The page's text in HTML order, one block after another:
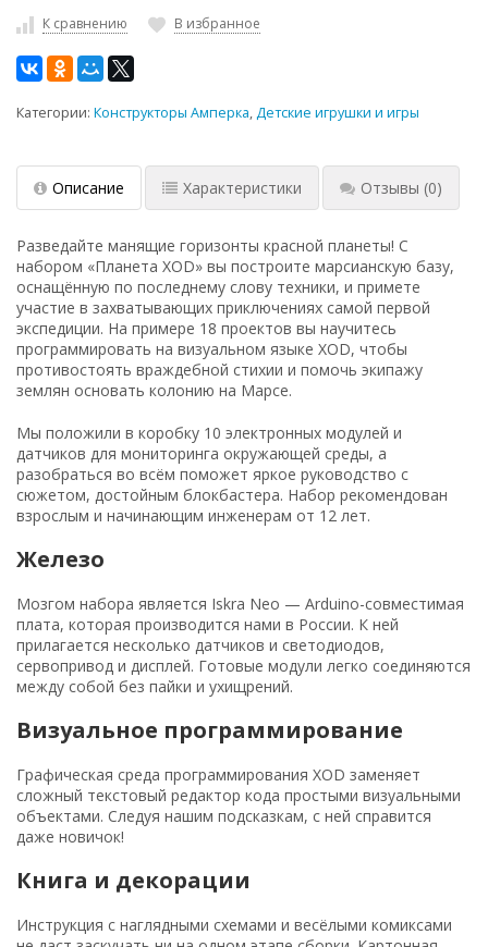
К сравнению В избранное
Категории: Конструкторы Амперка,Детские игрушки и игры
Описание Характеристики Отзывы (0)
Разведайте манящие горизонты красной планеты! С
набором «Планета XOD» вы построите марсианскую базу,
оснащённую по последнему слову техники, и примете
участие в захватывающих приключениях самой первой
экспедиции. На примере 18 проектов вы научитесь
программировать на визуальном языке XOD, чтобы
противостоять враждебной стихии и помочь экипажу
землян основать колонию на Марсе.
Мы положили в коробку 10 электронных модулей и
датчиков для мониторинга окружающей среды, а
разобраться во всём поможет яркое руководство с
сюжетом, достойным блокбастера. Набор рекомендован
взрослым и начинающим инженерам от 12 лет.
Железо
Мозгом набора является Iskra Neo — Arduino-совместимая
плата, которая производится нами в России. К ней
прилагается несколько датчиков и светодиодов,
сервопривод и дисплей. Готовые модули легко соединяются
между собой без пайки и ухищрений.
Визуальное программирование
Графическая среда программирования XOD заменяет
сложный текстовый редактор кода простыми визуальными
объектами. Следуя нашим подсказкам, с ней справится
даже новичок!
Книга и декорации
Инструкция с наглядными схемами и весёлыми комиксами